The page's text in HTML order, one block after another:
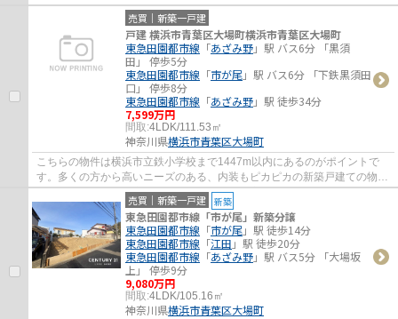
売買｜新築一戸建
戸建 横浜市青葉区大場町横浜市青葉区大場町
東急田園都市線 「あざみ野」駅 バス6分 「黒須
田」 停歩5分
東急田園都市線 「市が尾」駅 バス6分 「下鉄黒須田
口」 停歩8分
東急田園都市線 「あざみ野」駅 徒歩34分
7,599万円
間取:4LDK/111.53㎡
神奈川県横浜市青葉区大場町
こちらの物件は横浜市立鉄小学校まで1447m以内にあるのがポイントで
す。多くの方から高いニーズのある、内装もピカピカの新築戸建ての物件
です。ご希望の不動産情報をご用意して、お客...
売買｜新築一戸建 新築
東急田園都市線「市が尾」新築分譲
東急田園都市線 「市が尾」駅 徒歩14分
東急田園都市線 「江田 」駅 徒歩20分
東急田園都市線 「あざみ野」駅 バス5分 「大場坂
上」 停歩9分
9,080万円
間取:4LDK/105.16㎡
神奈川県横浜市青葉区大場町